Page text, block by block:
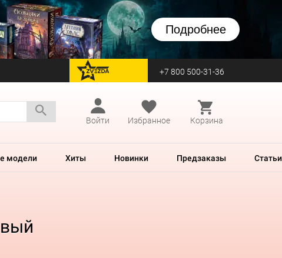
Подробнее
перейти на Zvezda +7 800 500-31-36
Войти
Избранное Корзина
модели Хиты Новинки Предзаказы Статьи